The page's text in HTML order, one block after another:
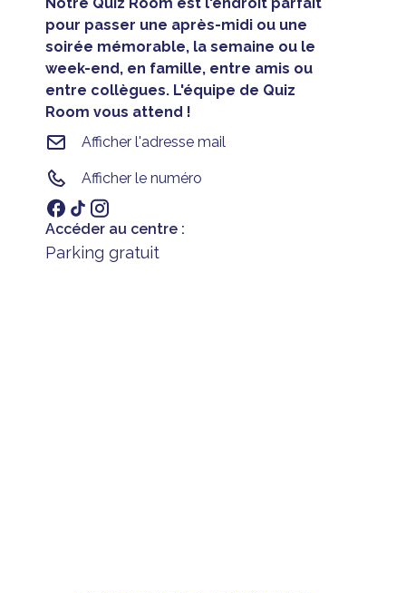
pour passer une après-midi ou une
soirée mémorable, la semaine ou le
week-end, en famille, entre amis ou
entre collègues. L'équipe de Quiz
Room vous attend !
Afficher l'adresse mail
Afficher le numéro
Accéder au centre :
Parking gratuit